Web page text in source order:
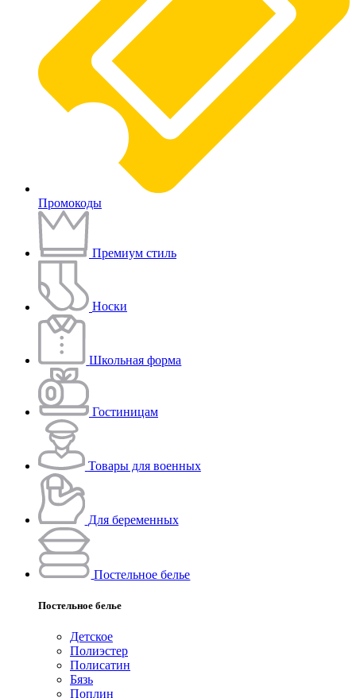
Промокоды
Премиум стиль
Носки
Школьная форма
Гостиницам
Товары для военных
Для беременных
Постельное белье
Постельное белье
Детское
Полиэстeр
Полисатин
Бязь
Поплин